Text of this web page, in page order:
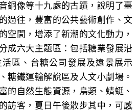
銅像等十九處的古蹟，說明了臺
過往，豐富的公共藝術創作、文
空間，增添了新潮的文化動力，
成六大主題區：包括糖業發展沿
區、台糖公司發展及遠景展示
糖鐵運輸解說區及人文小劇場。
的自然生態資源，鳥類、蜻蜓、
訪客，夏日午後散步其中，可感